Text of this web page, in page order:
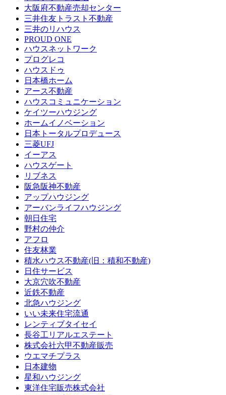
大阪府不動産売却センター
三井住友トラスト不動産
三井のリハウス
PROUD ONE
ハウスネットワーク
プログレコ
ハウスドゥ
日本橋ホーム
アース不動産
ハウスコミュニケーション
ケイツーハウジング
ホームイノベーション
日本トータルプロデュース
三菱UFJ
イーアス
ハウスゲート
リブネス
阪急阪神不動産
アップハウジング
アーバンライフハウジング
朝日住宅
野村の仲介
アフロ
住友林業
積水ハウス不動産(旧：積和不動産)
日住サービス
大京穴吹不動産
近鉄不動産
北急ハウジング
いい未来住宅流通
レンティブタイセイ
長谷工リアルエステート
株式会社六甲不動産販売
ウエマチプラス
日本建物
星和ハウジング
東洋住宅販売株式会社